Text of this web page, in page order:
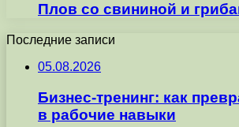
Плов со свининой и
Последние записи
05.08.2026
Бизнес-тренинг: как
в рабочие навыки